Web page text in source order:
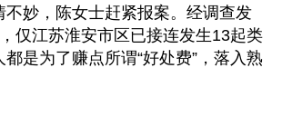
不妙，陈女士赶紧报案。经调查发
仅江苏淮安市区已接连发生13起类
是为了赚点所谓“好处费”，落入熟